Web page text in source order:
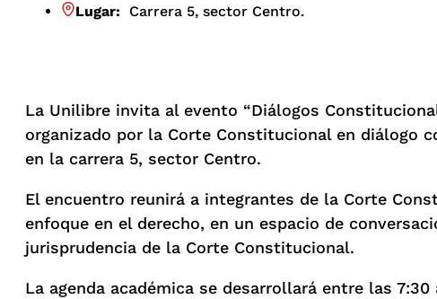
Lugar:
Carrera 5, sector Centro.
La Unilibre invita al evento “Diálogos
organizado por la Corte Constitucional en diálogo
en la carrera 5, sector Centro.
El encuentro reunirá a integrantes de la Corte
enfoque en el derecho, en un espacio de
jurisprudencia de la Corte Constitucional.
La agenda académica se desarrollará entre las